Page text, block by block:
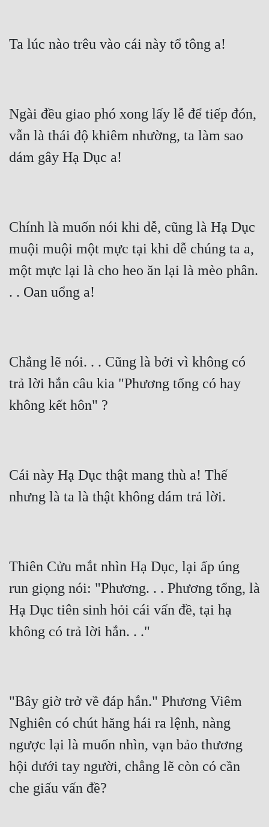
Ta lúc nào trêu vào cái này tổ tông a!
Ngài đều giao phó xong lấy lễ để tiếp đón,
vẫn là thái độ khiêm nhường, ta làm sao
dám gây Hạ Dục a!
Chính là muốn nói khi dễ, cũng là Hạ Dục
muội muội một mực tại khi dễ chúng ta a,
một mực lại là cho heo ăn lại là mèo phân.
. . Oan uổng a!
Chẳng lẽ nói. . . Cũng là bởi vì không có
trả lời hắn câu kia "Phương tổng có hay
không kết hôn" ?
Cái này Hạ Dục thật mang thù a! Thế
nhưng là ta là thật không dám trả lời.
Thiên Cửu mắt nhìn Hạ Dục, lại ấp úng
run giọng nói: "Phương. . . Phương tổng, là
Hạ Dục tiên sinh hỏi cái vấn đề, tại hạ
không có trả lời hắn. . ."
"Bây giờ trở về đáp hắn." Phương Viêm
Nghiên có chút hăng hái ra lệnh, nàng
ngược lại là muốn nhìn, vạn bảo thương
hội dưới tay người, chẳng lẽ còn có cần
che giấu vấn đề?